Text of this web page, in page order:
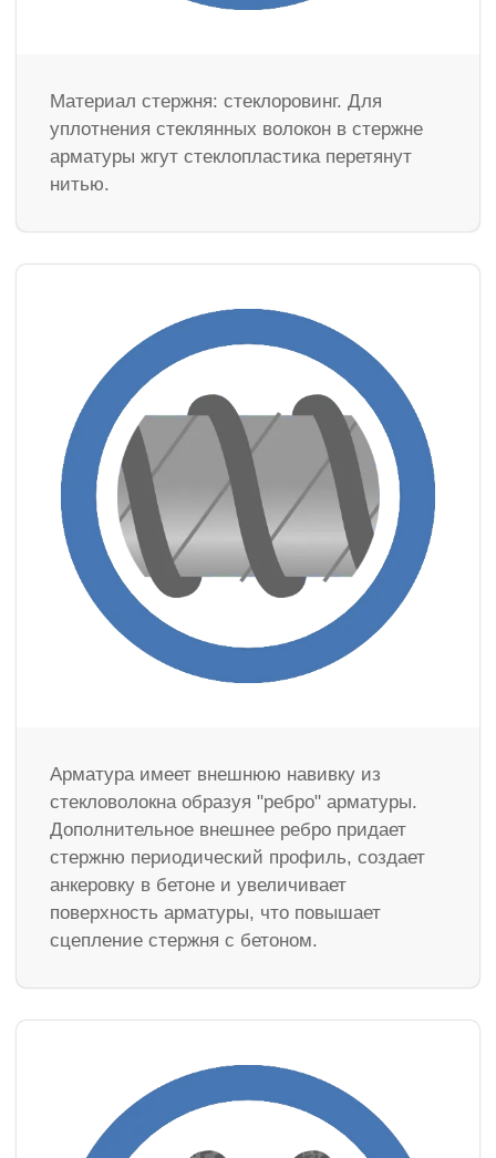
Материал стержня: стеклоровинг. Для
уплотнения стеклянных волокон в стержне
арматуры жгут стеклопластика перетянут
нитью.
Арматура имеет внешнюю навивку из
стекловолокна образуя "ребро" арматуры.
Дополнительное внешнее ребро придает
стержню периодический профиль, создает
анкеровку в бетоне и увеличивает
поверхность арматуры, что повышает
сцепление стержня с бетоном.